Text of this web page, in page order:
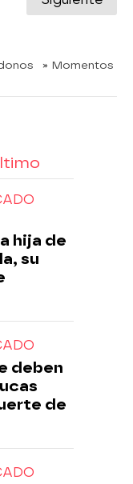
» Momentos
hija de
su
deben
de